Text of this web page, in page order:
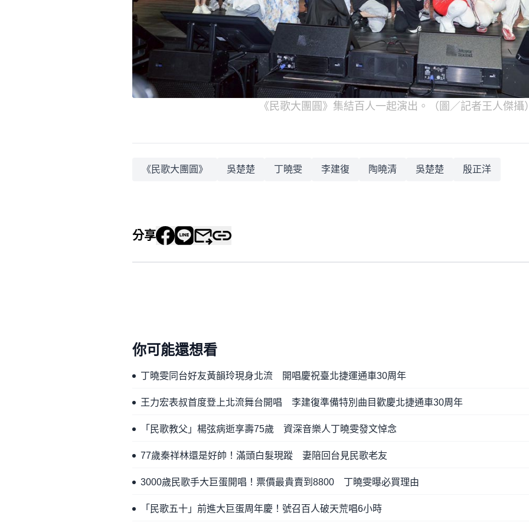
《民歌大團圓》集結百人一起演出。（圖／記者王人傑攝
《民歌大團圓》 吳楚楚 丁曉雯 李建復 陶曉清 吳楚楚 殷正洋
分享
你可能還想看
丁曉雯同台好友黃韻玲現身北流 開唱慶祝臺北捷運通車30周年
王力宏表叔首度登上北流舞台開唱 李建復準備特別曲目歡慶北捷通車30周年
「民歌教父」楊弦病逝享壽75歲 資深音樂人丁曉雯發文悼念
77歲秦祥林還是好帥！滿頭白髮現蹤 妻陪回台見民歌老友
3000歲民歌手大巨蛋開唱！票價最貴賣到8800 丁曉雯曝必買理由
「民歌五十」前進大巨蛋周年慶！號召百人破天荒唱6小時